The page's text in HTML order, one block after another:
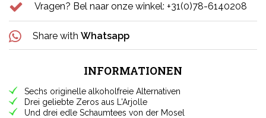
Vragen? Bel naar onze winkel: +31(0)78-6140208
Share with Whatsapp
INFORMATIONEN
Sechs originelle alkoholfreie Alternativen
Drei geliebte Zeros aus L'Arjolle
Und drei edle Schaumtees von der Mosel